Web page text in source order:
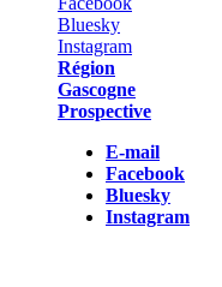
Région
Gascogne
Prospective
E-mail
Facebook
Bluesky
Instagram